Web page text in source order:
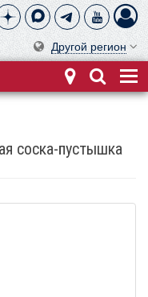
Другой регион
соска-пустышка